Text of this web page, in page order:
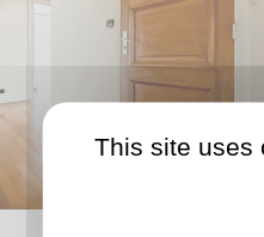
This site uses